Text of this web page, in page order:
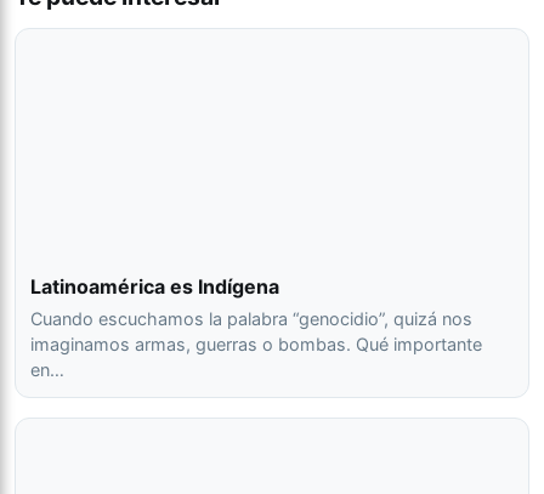
Latinoamérica es Indígena
Cuando escuchamos la palabra “genocidio”, quizá nos
imaginamos armas, guerras o bombas. Qué importante
en…